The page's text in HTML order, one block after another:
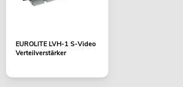
EUROLITE LVH-1 S-Video
Verteilverstärker